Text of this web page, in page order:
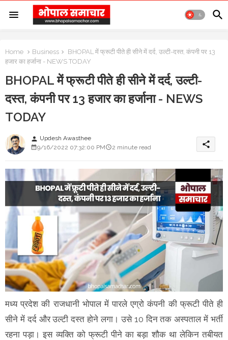
Home Business
BHOPAL में फ्रूटी पीते ही सीने में दर्द, उल्टी-दस्त, कंपनी पर 13
हजार का हर्जाना - NEWS TODAY
BHOPAL में फ्रूटी पीते ही सीने में दर्द, उल्टी-
दस्त, कंपनी पर 13 हजार का हर्जाना - NEWS
TODAY
person Updesh Awasthee
9/16/2022 07:32:00 PM
2 minute read share
मध्य प्रदेश की राजधानी भोपाल में पारले एग्रो कंपनी की फ्रूटी पीते ही
सीने में दर्द और उल्टी दस्त होने लगा। उसे 10 दिन तक अस्पताल में भर्ती
रहना पड़ा। इस व्यक्ति को फ्रूटी पीने का बड़ा शौक था लेकिन तबीयत